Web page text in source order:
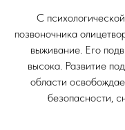
С
позвоночника
выживание. Его
высока. Развитие
области
безопасности,